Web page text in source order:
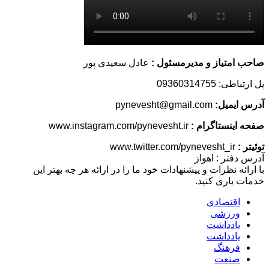
صاحب امتیاز و مدیرمسئول : عادل سعیدی پور
پل ارتباطی: 09360314755
آدرس ایمیل:
صفحه اینستاگرام :
توئیتر :
آدرس دفتر : اهواز
با ارائه نظرات و پیشنهادات خود ما را در ارائه هر چه بهتر این
خدمات یاری کنید.
اقتصادی
ورزشی
یادداشت
یادداشت
فرهنگ
صنعت